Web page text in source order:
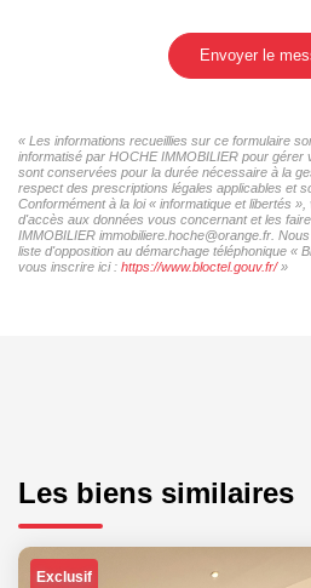
Envoyer le
« Les informations recueillies sur ce formulaire
informatisé par HOCHE IMMOBILIER pour gérer
sont conservées pour la durée nécessaire à la
respect des prescriptions légales applicables et
Conformément à la loi « informatique et libertés
d'accès aux données vous concernant et les
IMMOBILIER immobiliere.hoche@orange.fr.
liste d'opposition au démarchage téléphonique «
vous inscrire ici : https://www.bloctel.gouv.fr/»
Les biens similaires
Exclusif